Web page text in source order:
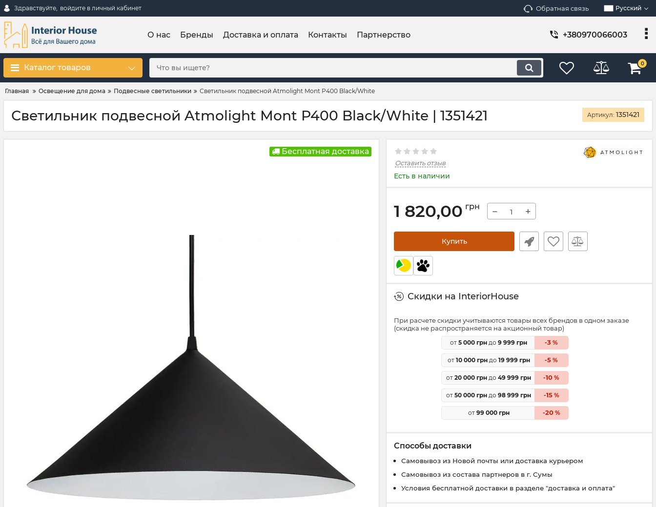
Здравствуйте, войдите в личный кабинет Обратная связь Русский
О нас Бренды Доставка и оплата Контакты Партнерство +380970066003
Каталог товаров 0
Главная Освещение для дома Подвесные светильники Светильник подвесной Atmolight Mont P400 Black/White
Светильник подвесной Atmolight Mont P400 Black/White | 1351421 Артикул: 1351421
Бесплатная доставка
Оставить отзыв
Есть в наличии
1 820,00 грн − +
Купить
Скидки на InteriorHouse
При расчете скидки учитываются товары всех брендов в одном заказе
(скидка не распространяется на акционный товар)
от 5 000 грн до 9 999 грн -3 %
от 10 000 грндо 19 999 грн -5 %
от 20 000 грн до 49 999 грн -10 %
от 50 000 грн до 98 999 грн -15%
от 99 000 грн -20%
Способы доставки
Самовывоз из Новой почты или доставка курьером
Самовывоз из состава партнеров в г. Сумы
Условия бесплатной доставки в разделе "доставка и оплата"